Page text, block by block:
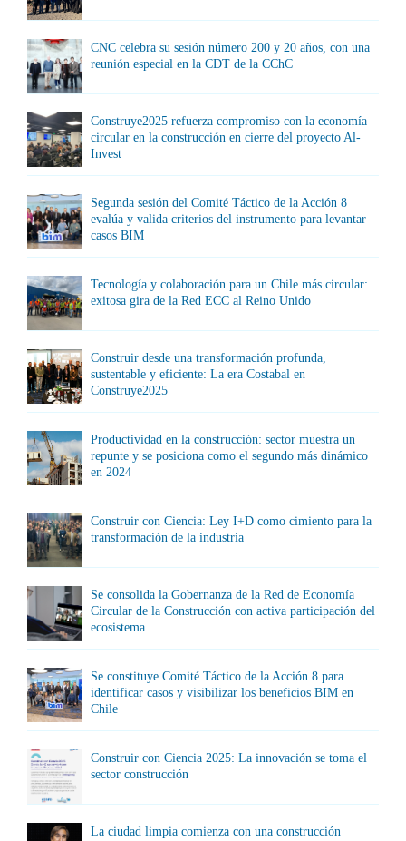
CNC celebra su sesión número 200 y 20 años, con una
reunión especial en la CDT de la CChC
Construye2025 refuerza compromiso con la economía
circular en la construcción en cierre del proyecto Al-
Invest
Segunda sesión del Comité Táctico de la Acción 8
evalúa y valida criterios del instrumento para levantar
casos BIM
Tecnología y colaboración para un Chile más circular:
exitosa gira de la Red ECC al Reino Unido
Construir desde una transformación profunda,
sustentable y eficiente: La era Costabal en
Construye2025
Productividad en la construcción: sector muestra un
repunte y se posiciona como el segundo más dinámico
en 2024
Construir con Ciencia: Ley I+D como cimiento para la
transformación de la industria
Se consolida la Gobernanza de la Red de Economía
Circular de la Construcción con activa participación del
ecosistema
Se constituye Comité Táctico de la Acción 8 para
identificar casos y visibilizar los beneficios BIM en
Chile
Construir con Ciencia 2025: La innovación se toma el
sector construcción
La ciudad limpia comienza con una construcción